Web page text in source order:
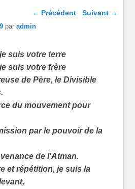
Navigation dans les
← Précédent Suivant →
paradmin
suis votre terre
suis votre frère
de Père, le Divisible
du mouvement pour
par le pouvoir de la
de l’Atman.
et répétition, je suis la